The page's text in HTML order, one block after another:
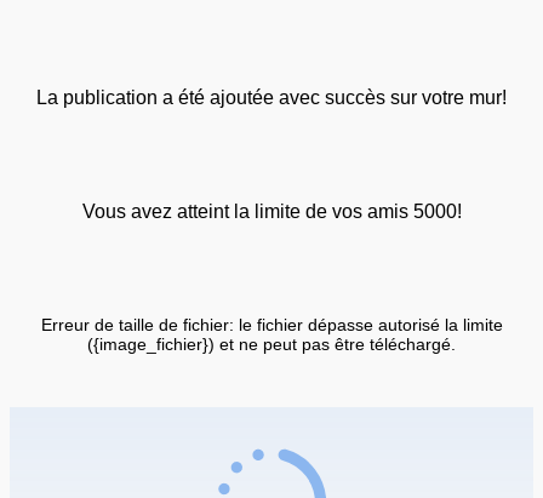
La publication a été ajoutée avec succès sur votre mur!
Vous avez atteint la limite de vos amis 5000!
Erreur de taille de fichier: le fichier dépasse autorisé la limite
({image_fichier}) et ne peut pas être téléchargé.